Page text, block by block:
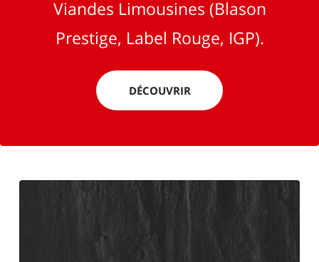
Viandes Limousines (Blason
Prestige, Label Rouge, IGP).
DÉCOUVRIR